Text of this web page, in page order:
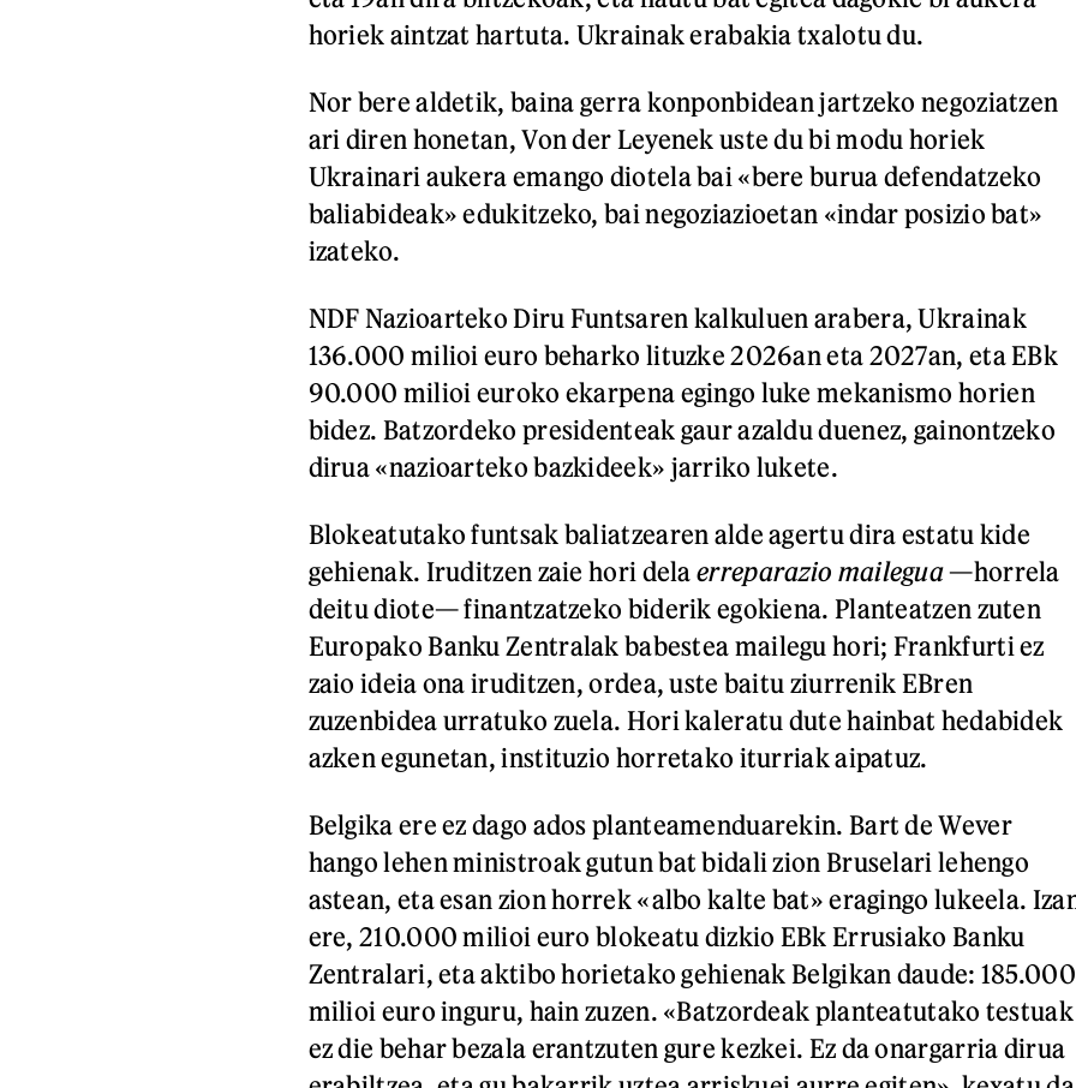
horiek aintzat hartuta. Ukrainak erabakia txalotu du.
Nor bere aldetik, baina gerra konponbidean jartzeko negoziatzen
ari diren honetan, Von der Leyenek uste du bi modu horiek
Ukrainari aukera emango diotela bai «bere burua defendatzeko
baliabideak» edukitzeko, bai negoziazioetan «indar posizio bat»
izateko.
NDF Nazioarteko Diru Funtsaren kalkuluen arabera, Ukrainak
136.000 milioi euro beharko lituzke 2026an eta 2027an, eta EBk
90.000 milioi euroko ekarpena egingo luke mekanismo horien
bidez. Batzordeko presidenteak gaur azaldu duenez, gainontzeko
dirua «nazioarteko bazkideek» jarriko lukete.
Blokeatutako funtsak baliatzearen alde agertu dira estatu kide
gehienak. Iruditzen zaie hori dela erreparazio mailegua—horrela
deitu diote— finantzatzeko biderik egokiena. Planteatzen zuten
Europako Banku Zentralak babestea mailegu hori; Frankfurti ez
zaio ideia ona iruditzen, ordea, uste baitu ziurrenik EBren
zuzenbidea urratuko zuela. Hori kaleratu dute hainbat hedabidek
azken egunetan, instituzio horretako iturriak aipatuz.
Belgika ere ez dago ados planteamenduarekin. Bart de Wever
hango lehen ministroak gutun bat bidali zion Bruselari lehengo
astean, eta esan zion horrek «albo kalte bat» eragingo lukeela.
ere, 210.000 milioi euro blokeatu dizkio EBk Errusiako Banku
Zentralari, eta aktibo horietako gehienak Belgikan daude: 185.000
milioi euro inguru, hain zuzen. «Batzordeak planteatutako testuak
ez die behar bezala erantzuten gure kezkei. Ez da onargarria dirua